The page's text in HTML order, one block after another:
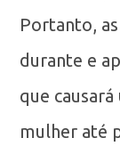
Portanto,
durante e
que
mulher até